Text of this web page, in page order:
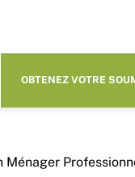
OBTENEZ VOTRE
Ménager